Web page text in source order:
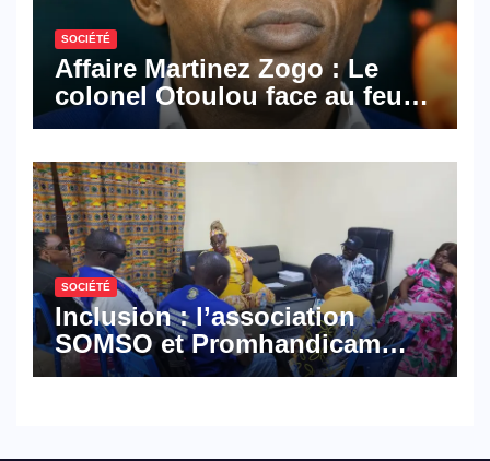
SOCIÉTÉ
Affaire Martinez Zogo : Le
colonel Otoulou face au feu
croisé des avocats de la
SOCIÉTÉ
Inclusion : l’association
SOMSO et Promhandicam
militent en faveur d’une